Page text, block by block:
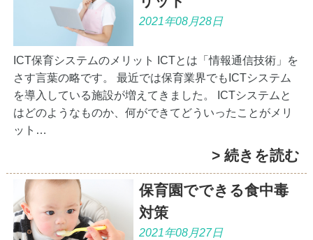
2021年08月28日
ICT保育システムのメリット ICTとは「情報通信技術」を
さす言葉の略です。 最近では保育業界でもICTシステム
を導入している施設が増えてきました。 ICTシステムと
はどのようなものか、何ができてどういったことがメリ
ット…
> 続きを読む
保育園でできる食中毒
対策
2021年08月27日